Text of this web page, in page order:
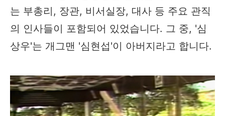
는 부총리, 장관, 비서실장, 대사 등 주요 관직
의 인사들이 포함되어 있었습니다. 그 중, '심
상우'는 개그맨 '심현섭'이 아버지라고 합니다.